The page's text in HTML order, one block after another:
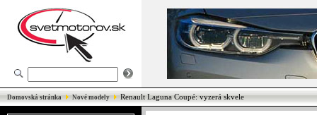
Domovská stránka Nové modely Renault Laguna Coupé: vyzerá skvele